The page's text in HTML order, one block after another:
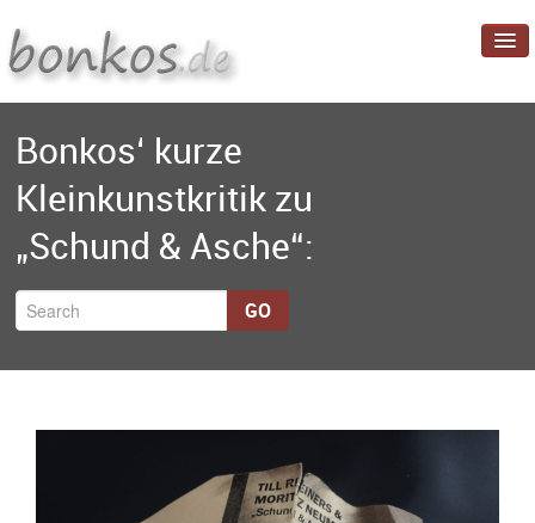
Startseite
Blog
Projekte
Über mich
Bonkos‘ kurze
Kleinkunstkritik zu
„Schund & Asche“:
GO